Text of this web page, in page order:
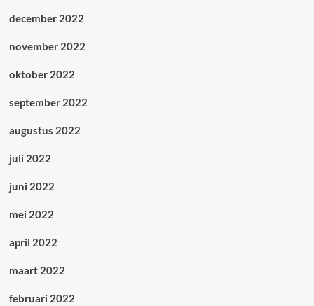
december 2022
november 2022
oktober 2022
september 2022
augustus 2022
juli 2022
juni 2022
mei 2022
april 2022
maart 2022
februari 2022